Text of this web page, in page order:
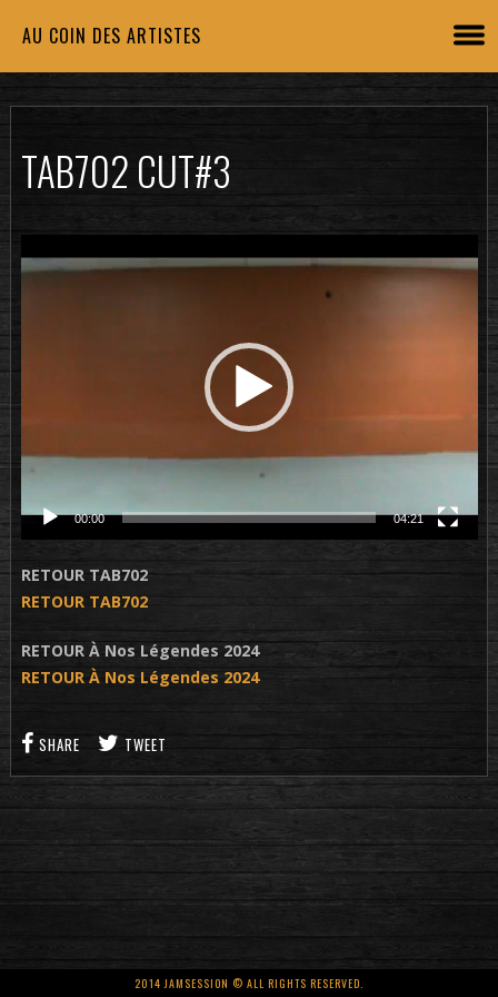
AU COIN DES ARTISTES
TAB702 CUT#3
vidéo
00:00 04:21
RETOUR TAB702
RETOUR TAB702
RETOUR À Nos Légendes 2024
RETOUR À Nos Légendes 2024
SHARE TWEET
2014 JAMSESSION © ALL RIGHTS RESERVED.